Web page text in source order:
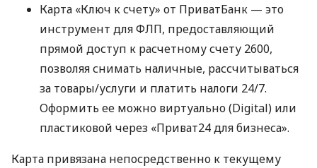
Карта «Ключ к счету» от ПриватБанк — это
инструмент для ФЛП, предоставляющий
прямой доступ к расчетному счету 2600,
позволяя снимать наличные, рассчитываться
за товары/услуги и платить налоги 24/7.
Оформить ее можно виртуально (Digital) или
пластиковой через «Приват24 для бизнеса».
Карта привязана непосредственно к текущему